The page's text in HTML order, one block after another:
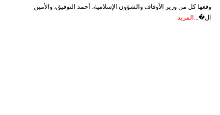
وقعها كل من وزير الأوقاف والشؤون الإسلامية، أحمد التوفيق، والأمين
ال�... المزيد